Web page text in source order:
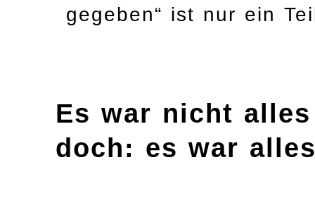
gegeben“ ist nur ein
Es war nicht
doch: es war